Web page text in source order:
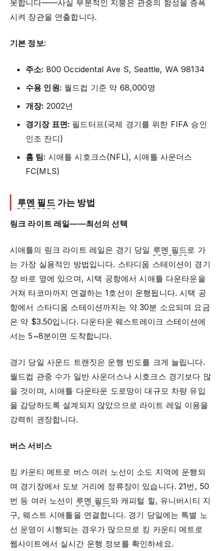
못합니다——사실 부분적인 지붕은 관중의 함성을 증폭
시켜 장관을 연출합니다.
기본 정보:
주소: 800 Occidental Ave S, Seattle, WA 98134
수용 인원: 월드컵 기준 약 68,000명
개장: 2002년
경기장 표면: 필드터프(국제 경기를 위한 FIFA 승인
인조 잔디)
홈 팀: 시애틀 시호크스(NFL), 시애틀 사운더스
FC(MLS)
루멘 필드가는 방법
링크 라이트 레일——최선의 선택
시애틀의 링크 라이트 레일은 경기 당일 루멘 필드로 가
는 가장 실용적인 방법입니다. 스타디움 스테이션이 경기
장 바로 옆에 있으며, 시택 공항에서 시애틀 다운타운을
거쳐 타코마까지 연결하는 1호선이 운행됩니다. 시택 공
항에서 스타디움 스테이션까지는 약 30분 소요되며 요금
은 약 $3.50입니다. 다운타운 웨스트레이크 스테이션에
서는 5~8분이면 도착합니다.
경기 당일 사운드 트랜짓은 운행 빈도를 크게 늘립니다.
월드컵 관중 수가 일반 사운더스나 시호크스 경기보다 많
을 것이며, 시애틀 다운타운 도로망이 대규모 차량 유입
을 감당하도록 설계되지 않았으므로 라이트 레일 이용을
강력히 권장합니다.
버스 서비스
킹 카운티 메트로 버스 여러 노선이 소도 지역에 운행되
며 경기장에서 도보 거리에 정류장이 있습니다. 21번, 50
번 등 여러 노선이 루멘 필드와 캐피털 힐, 유니버시티 지
구, 웨스트 시애틀을 연결합니다. 경기 당일에는 특별 노
선 운영이 시행되는 경우가 많으므로 킹 카운티 메트로
웹사이트에서 실시간 운행 정보를 확인하세요.